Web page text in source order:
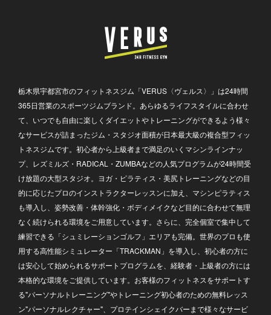
栃木県宇都宮市のフィットネスジム「VERUS〈ヴェルス〉」は24時間
365日営業のスポーツジムブランド。あらゆるライフスタイルに合わせ
て、いつでも自由に楽しくダイエットやトレーニングができるよう様々
なサービスが詰まったジム・スタジオ面積が日本最大級の複合型フィッ
トネスジムです。初心者から上級者まで満足のいくマシンラインナッ
プ、レズミルズ・RADICAL・ZUMBAなどの人気プログラムが24時間受
け放題の大型スタジオ。ヨガ・ピラティス・美尻トレーニングなどの目
的に応じたプロのインストラクターレッスンに加え、マシンピラティス
も導入し、姿勢改善・体幹強化・ボディメイクなど目的に合わせて無理
なく続けられる環境をご用意しています。さらに、完全個室で集中して
練習できる「シュミレーションゴルフ」エリアも完備。世界のプロも使
用する高性能シミュレーター「TRACKMAN」を導入し、初心者の方に
は安心して始められるサポートプログラムを、経験者・上級者の方には
本格的な環境をご提供しています。お客様のフィットネスをサポートす
る"パーソナルトレーニング"やトレーニング初心者のための無料レッス
ン"パーソナルレクチャー"、プロテインシェイクバーまで様々なサービ